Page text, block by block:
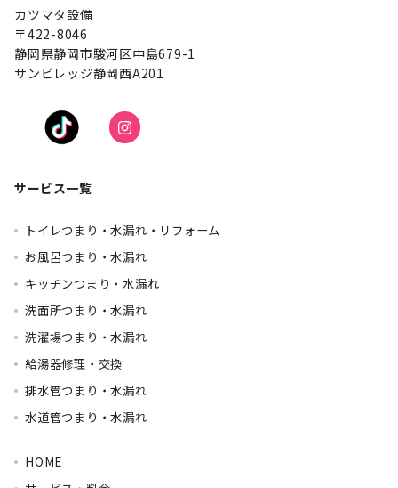
カツマタ設備
〒422-8046
静岡県静岡市駿河区中島679-1
サンビレッジ静岡西A201
サービス一覧
トイレつまり・水漏れ・リフォーム
お風呂つまり・水漏れ
キッチンつまり・水漏れ
洗面所つまり・水漏れ
洗濯場つまり・水漏れ
給湯器修理・交換
排水管つまり・水漏れ
水道管つまり・水漏れ
HOME